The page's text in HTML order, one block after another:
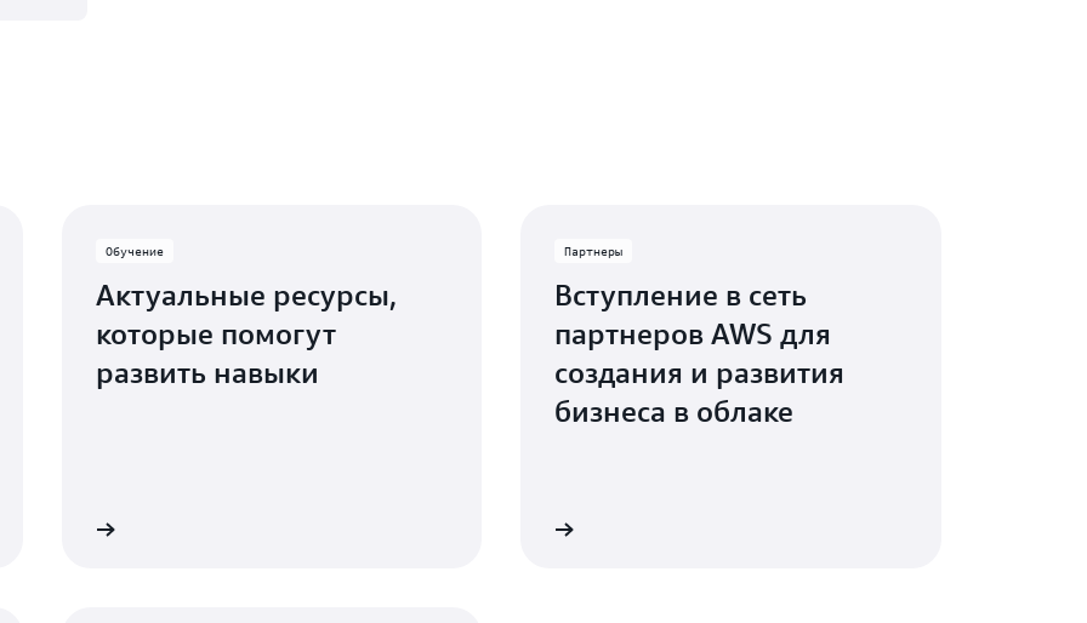
Обучение
Актуальные ресурсы,
которые помогут
развить навыки
Партнеры
Вступление в сеть
партнеров AWS для
создания и развития
бизнеса в облаке